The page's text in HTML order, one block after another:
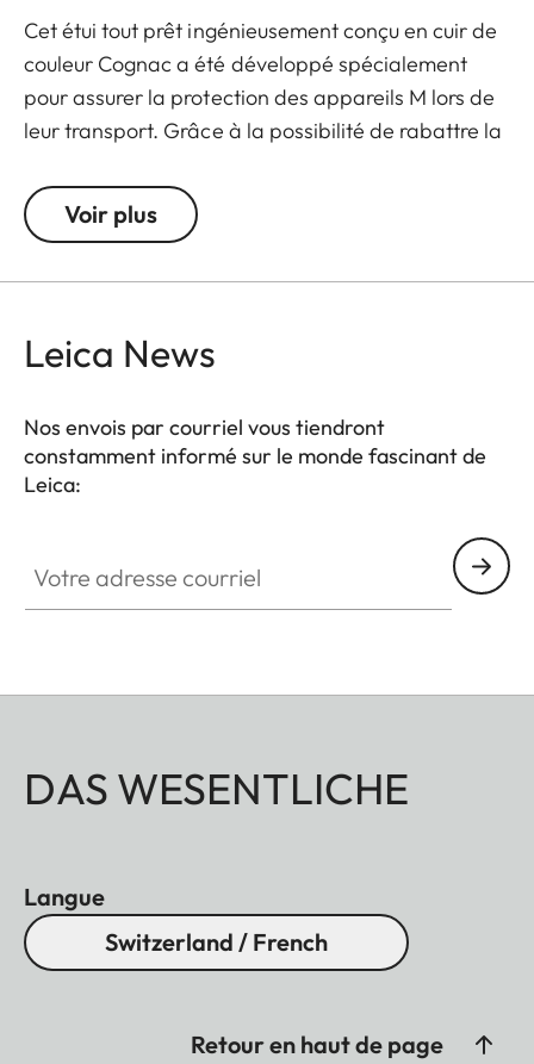
Cet étui tout prêt ingénieusement conçu en cuir de
couleur Cognac a été développé spécialement
pour assurer la protection des appareils M lors de
leur transport. Grâce à la possibilité de rabattre la
photographier en un instant. Et comme cette
partie avant peut aussi être complètement retirée
partie inférieure peut être tournée pour permettre
mémoire.
Voir plus
Leica News
Nos envois par courriel vous tiendront
constamment informé sur le monde fascinant de
Leica:
DAS WESENTLICHE
Langue
Switzerland / French
Retour en haut de page